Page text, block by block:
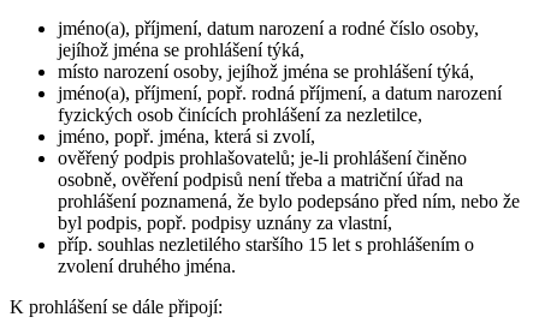
jméno(a), příjmení, datum narození a rodné číslo osoby,
jejíhož jména se prohlášení týká,
místo narození osoby, jejíhož jména se prohlášení týká,
jméno(a), příjmení, popř. rodná příjmení, a datum narození
fyzických osob činících prohlášení za nezletilce,
jméno, popř. jména, která si zvolí,
ověřený podpis prohlašovatelů; je-li prohlášení činěno
osobně, ověření podpisů není třeba a matriční úřad na
prohlášení poznamená, že bylo podepsáno před ním, nebo že
byl podpis, popř. podpisy uznány za vlastní,
příp. souhlas nezletilého staršího 15 let s prohlášením o
zvolení druhého jména.
K prohlášení se dále připojí: